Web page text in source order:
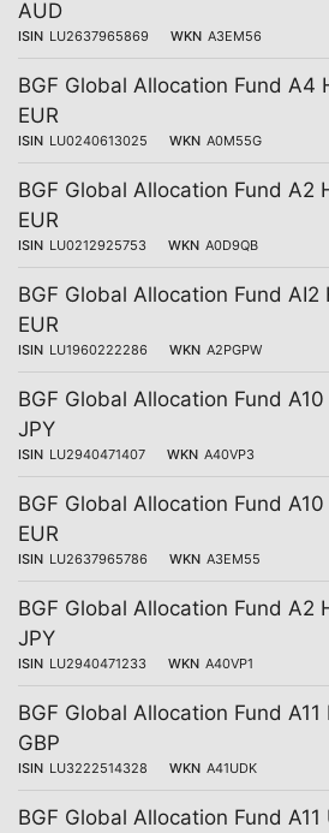
AUD
ISIN LU2637965869 WKN A3EM56
BGF Global Allocation Fund A4
EUR
ISIN LU0240613025 WKN A0M55G
BGF Global Allocation Fund A2
EUR
ISIN LU0212925753 WKN A0D9QB
BGF Global Allocation Fund AI2
EUR
ISIN LU1960222286 WKN A2PGPW
BGF Global Allocation Fund
JPY
ISIN LU2940471407 WKN A40VP3
BGF Global Allocation Fund
EUR
ISIN LU2637965786 WKN A3EM55
BGF Global Allocation Fund A2
JPY
ISIN LU2940471233 WKN A40VP1
BGF Global Allocation Fund A11
GBP
ISIN LU3222514328 WKN A41UDK
BGF Global Allocation Fund A11